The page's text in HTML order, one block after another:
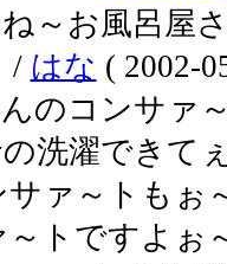
～お風呂屋
/ はな ( 2002-
のコンサァ
洗濯できて
ァ～トもぉ
トですよぉ